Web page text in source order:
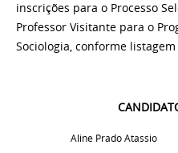
inscrições para o Processo
Professor Visitante para o
Sociologia, conforme listagem
Aline Prado Atassio